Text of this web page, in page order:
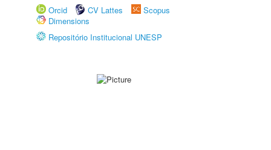
Orcid
CV Lattes
Scopus
Dimensions
Repositório Institucional UNESP